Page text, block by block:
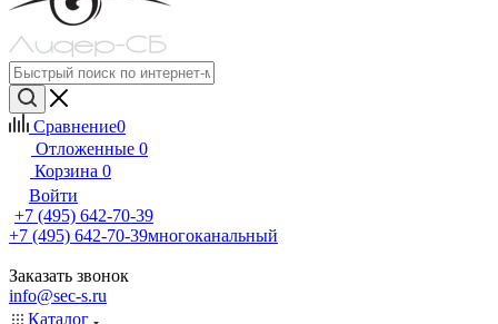
Сравнение0
Отложенные 0
Корзина 0
Войти
+7 (495) 642-70-39
+7 (495) 642-70-39многоканальный
Заказать звонок
info@sec-s.ru
Каталог